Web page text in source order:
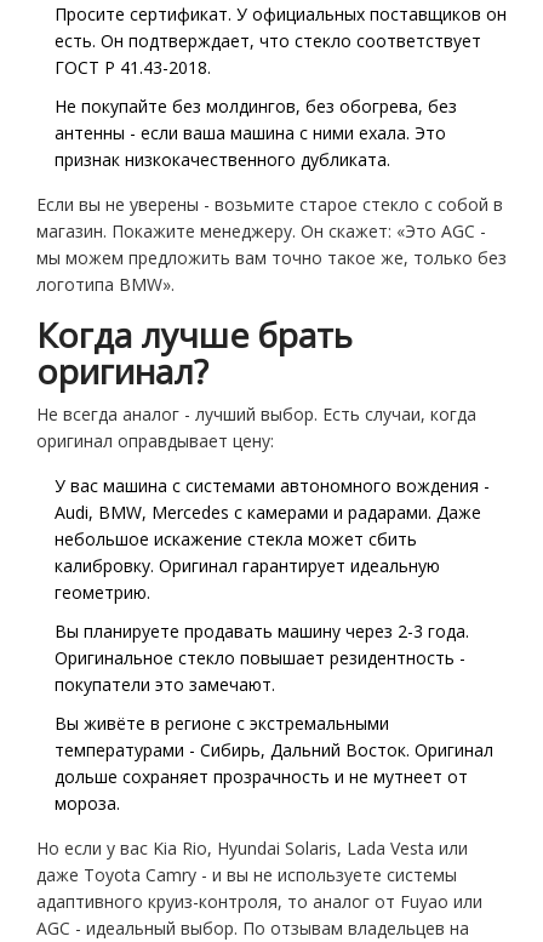
Просите сертификат. У официальных поставщиков он
есть. Он подтверждает, что стекло соответствует
ГОСТ Р 41.43-2018.
Не покупайте без молдингов, без обогрева, без
антенны - если ваша машина с ними ехала. Это
признак низкокачественного дубликата.
Если вы не уверены - возьмите старое стекло с собой в
магазин. Покажите менеджеру. Он скажет: «Это AGC -
мы можем предложить вам точно такое же, только без
логотипа BMW».
Когда лучше брать
оригинал?
Не всегда аналог - лучший выбор. Есть случаи, когда
оригинал оправдывает цену:
У вас машина с системами автономного вождения -
Audi, BMW, Mercedes с камерами и радарами. Даже
небольшое искажение стекла может сбить
калибровку. Оригинал гарантирует идеальную
геометрию.
Вы планируете продавать машину через 2-3 года.
Оригинальное стекло повышает резидентность -
покупатели это замечают.
Вы живёте в регионе с экстремальными
температурами - Сибирь, Дальний Восток. Оригинал
дольше сохраняет прозрачность и не мутнеет от
мороза.
Но если у вас Kia Rio, Hyundai Solaris, Lada Vesta или
даже Toyota Camry - и вы не используете системы
адаптивного круиз-контроля, то аналог от Fuyao или
AGC - идеальный выбор. По отзывам владельцев на